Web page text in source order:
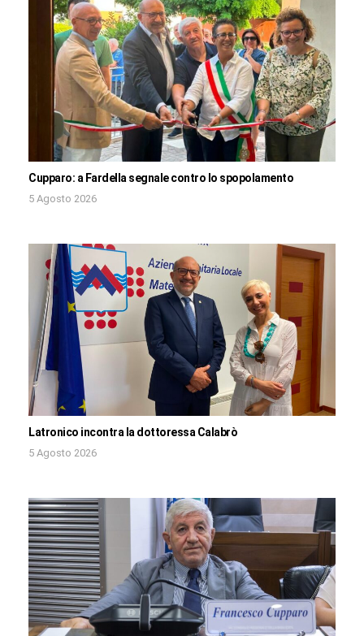
Cupparo: a Fardella segnale contro lo spopolamento
5 Agosto 2026
Latronico incontra la dottoressa Calabrò
5 Agosto 2026